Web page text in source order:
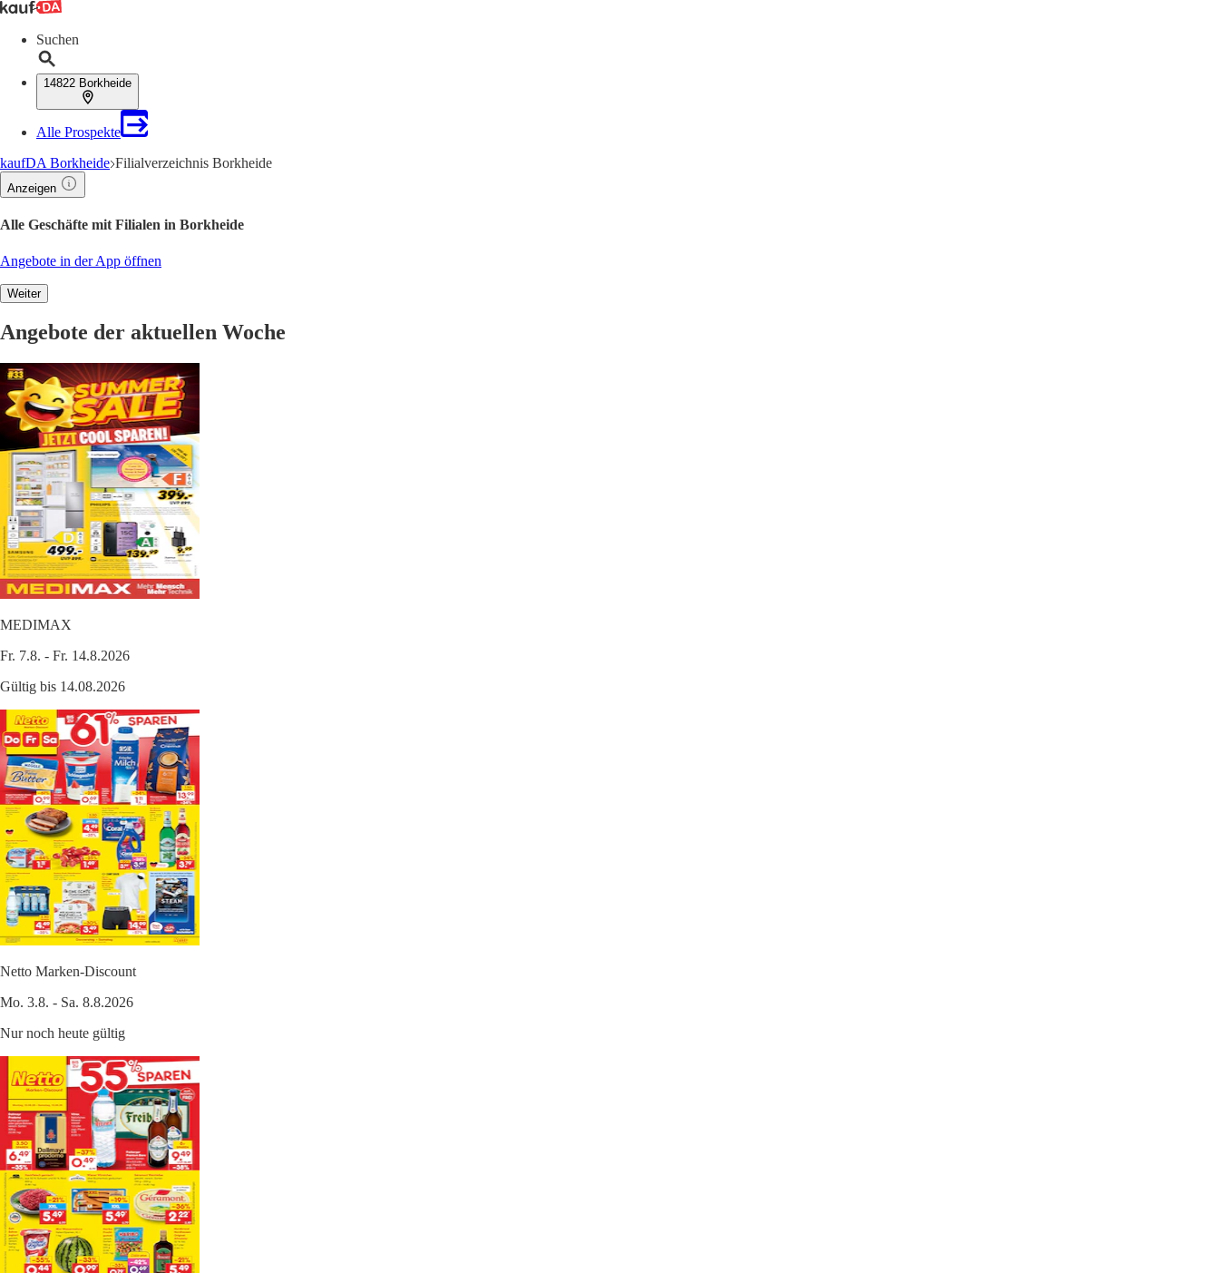
Suchen
14822 Borkheide
Alle Prospekte
kaufDA Borkheide Filialverzeichnis Borkheide
Anzeigen
Alle Geschäfte mit Filialen in Borkheide
Angebote in der App öffnen
Weiter
Angebote der aktuellen Woche
MEDIMAX
Fr. 7.8. - Fr. 14.8.2026
Gültig bis 14.08.2026
Netto Marken-Discount
Mo. 3.8. - Sa. 8.8.2026
Nur noch heute gültig